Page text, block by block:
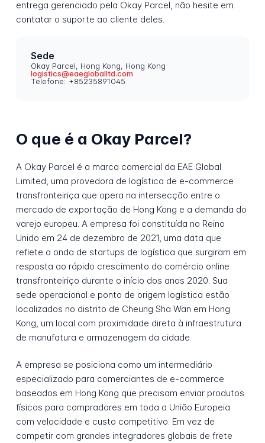
entrega gerenciado pela Okay Parcel, não hesite em
contatar o suporte ao cliente deles.
Sede
Okay Parcel, Hong Kong, Hong Kong
logistics@eaegloballtd.com
Telefone: +85235891045
O que é a Okay Parcel?
A Okay Parcel é a marca comercial da EAE Global
Limited, uma provedora de logística de e-commerce
transfronteiriça que opera na intersecção entre o
mercado de exportação de Hong Kong e a demanda do
varejo europeu. A empresa foi constituída no Reino
Unido em 24 de dezembro de 2021, uma data que
reflete a onda de startups de logística que surgiram em
resposta ao rápido crescimento do comércio online
transfronteiriço durante o início dos anos 2020. Sua
sede operacional e ponto de origem logística estão
localizados no distrito de Cheung Sha Wan em Hong
Kong, um local com proximidade direta à infraestrutura
de manufatura e armazenagem da cidade.
A empresa se posiciona como um intermediário
especializado para comerciantes de e-commerce
baseados em Hong Kong que precisam enviar produtos
físicos para compradores em toda a União Europeia
com velocidade e custo competitivo. Em vez de
competir com grandes integradores globais de frete